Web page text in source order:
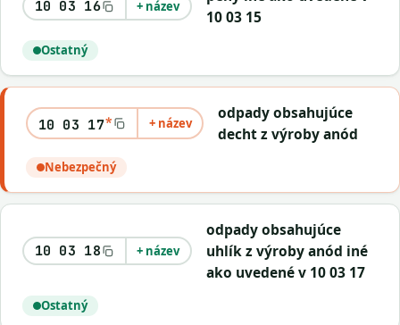
10 03 16 + název
10 03 15
Ostatný
10 03 17* + název
odpady obsahujúce
decht z výroby anód
Nebezpečný
10 03 18 + název
odpady obsahujúce
uhlík z výroby anód iné
ako uvedené v 10 03 17
Ostatný